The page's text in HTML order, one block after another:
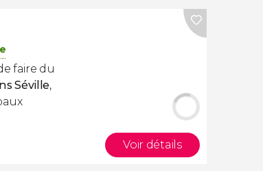
faire du
Séville,
Voir détails